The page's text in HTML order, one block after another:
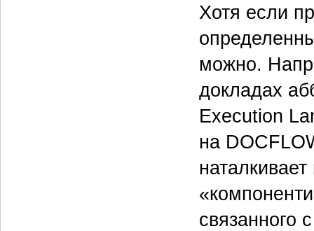
Хотя если
можно.
докладах
Execution
на
связанного